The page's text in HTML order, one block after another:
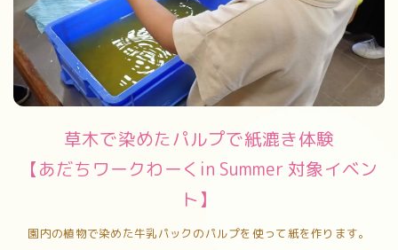
草木で染めたパルプで紙漉き体験
【あだちワークわーくin Summer 対象イベン
ト】
園内の植物で染めた牛乳パックのパルプを使って紙を作ります。